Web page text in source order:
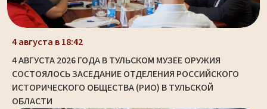
4 августа в 18:42
4 АВГУСТА 2026 ГОДА В ТУЛЬСКОМ МУЗЕЕ ОРУЖИЯ
СОСТОЯЛОСЬ ЗАСЕДАНИЕ ОТДЕЛЕНИЯ РОССИЙСКОГО
ИСТОРИЧЕСКОГО ОБЩЕСТВА (РИО) В ТУЛЬСКОЙ
ОБЛАСТИ